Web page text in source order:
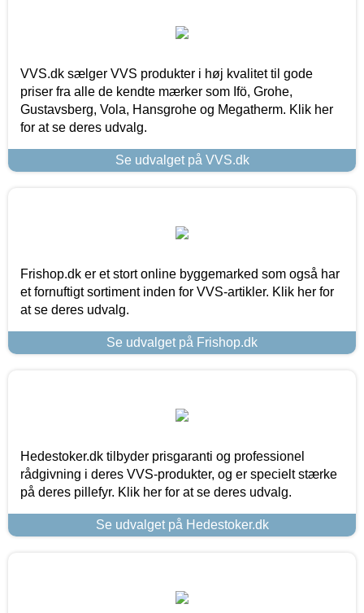
VVS.dk sælger VVS produkter i høj kvalitet til gode
priser fra alle de kendte mærker som Ifö, Grohe,
Gustavsberg, Vola, Hansgrohe og Megatherm. Klik her
for at se deres udvalg.
Se udvalget på VVS.dk
Frishop.dk er et stort online byggemarked som også har
et fornuftigt sortiment inden for VVS-artikler. Klik her for
at se deres udvalg.
Se udvalget på Frishop.dk
Hedestoker.dk tilbyder prisgaranti og professionel
rådgivning i deres VVS-produkter, og er specielt stærke
på deres pillefyr. Klik her for at se deres udvalg.
Se udvalget på Hedestoker.dk